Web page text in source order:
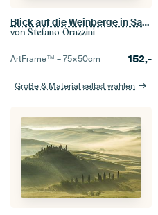
Blick auf die Weinberge in Santa Maddalena, Bozen. Südtirol
von Stefano Orazzini
ArtFrame™ –75×50cm 152,-
Größe & Material selbst wählen